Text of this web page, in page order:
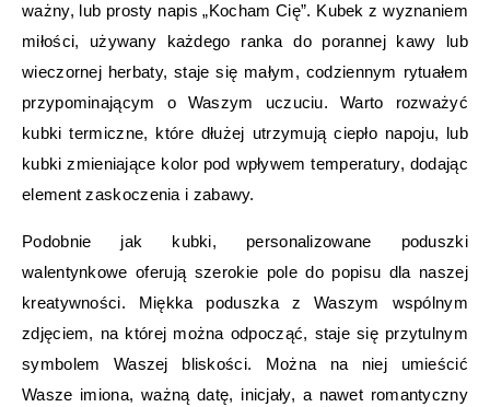
ważny, lub prosty napis „Kocham Cię”. Kubek z wyznaniem
miłości, używany każdego ranka do porannej kawy lub
wieczornej herbaty, staje się małym, codziennym rytuałem
przypominającym o Waszym uczuciu. Warto rozważyć
kubki termiczne, które dłużej utrzymują ciepło napoju, lub
kubki zmieniające kolor pod wpływem temperatury, dodając
element zaskoczenia i zabawy.
Podobnie jak kubki, personalizowane poduszki
walentynkowe oferują szerokie pole do popisu dla naszej
kreatywności. Miękka poduszka z Waszym wspólnym
zdjęciem, na której można odpocząć, staje się przytulnym
symbolem Waszej bliskości. Można na niej umieścić
Wasze imiona, ważną datę, inicjały, a nawet romantyczny